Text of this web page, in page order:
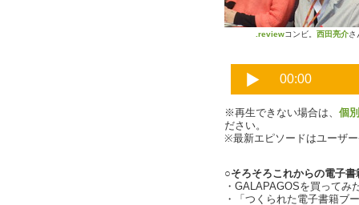
.reviewコンビ。 西田亮介さ
※再生できない場合は、 個
ださい。
※最新エピソードはユーザ
○そろそろこれからの電子
・GALAPAGOSを買ってみ
・「つくられた電子書籍ブ